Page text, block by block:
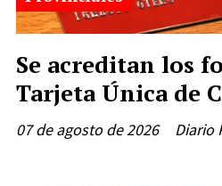
Se acreditan los
Tarjeta Única de
Diario
07 de agosto de 2026